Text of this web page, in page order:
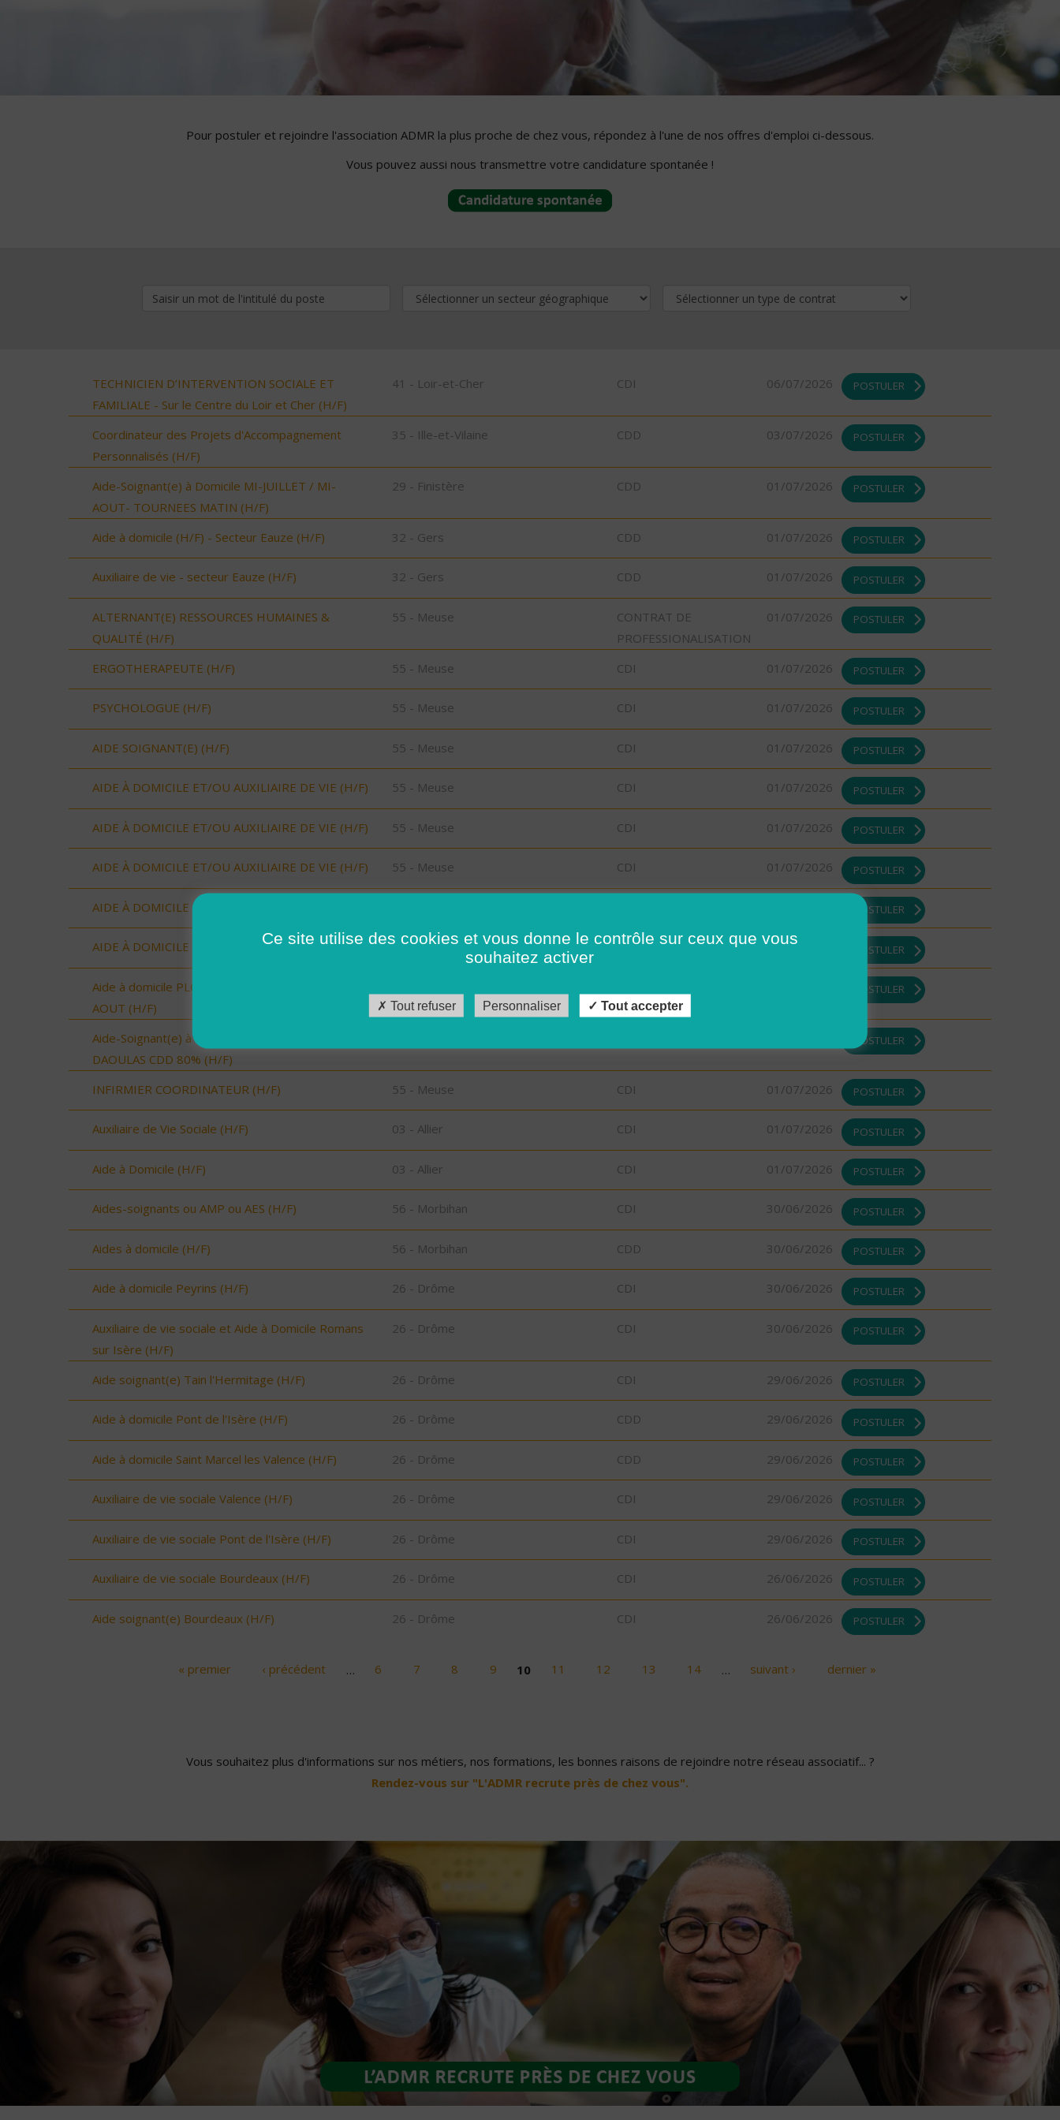
Pour postuler et rejoindre l'association ADMR la plus proche de chez vous, répondez à l'une de nos offres d'emploi ci-dessous.
Vous pouvez aussi nous transmettre votre candidature spontanée !
TECHNICIEN D’INTERVENTION SOCIALE ET
FAMILIALE - Sur le Centre du Loir et Cher (H/F)
41 - Loir-et-Cher CDI 06/07/2026 POSTULER
Coordinateur des Projets d'Accompagnement
Personnalisés (H/F)
35 - Ille-et-Vilaine CDD 03/07/2026 POSTULER
Aide-Soignant(e) à Domicile MI-JUILLET / MI-
AOUT- TOURNEES MATIN (H/F)
29 - Finistère CDD 01/07/2026 POSTULER
Aide à domicile (H/F) - Secteur Eauze (H/F) 32 - Gers CDD 01/07/2026 POSTULER
Auxiliaire de vie - secteur Eauze (H/F) 32 - Gers CDD 01/07/2026 POSTULER
ALTERNANT(E) RESSOURCES HUMAINES &
QUALITÉ (H/F)
55 - Meuse
CONTRAT DE
PROFESSIONALISATION
01/07/2026 POSTULER
ERGOTHERAPEUTE (H/F) 55 - Meuse CDI 01/07/2026 POSTULER
PSYCHOLOGUE (H/F) 55 - Meuse CDI 01/07/2026 POSTULER
AIDE SOIGNANT(E) (H/F) 55 - Meuse CDI 01/07/2026 POSTULER
AIDE À DOMICILE ET/OU AUXILIAIRE DE VIE (H/F) 55 - Meuse CDI 01/07/2026 POSTULER
AIDE À DOMICILE ET/OU AUXILIAIRE DE VIE (H/F) 55 - Meuse CDI 01/07/2026 POSTULER
AIDE À DOMICILE ET/OU AUXILIAIRE DE VIE (H/F) 55 - Meuse CDI 01/07/2026 POSTULER
AIDE À DOMICILE ET/OU AUXILIAIRE DE VIE (H/F) POSTULER
AIDE À DOMICILE ET/OU AUXILIAIRE DE VIE (H/F) 55 - Meuse CDI 01/07/2026 POSTULER
Aide à domicile PLOUGASTEL-DAOULAS- CDD
AOUT (H/F)
POSTULER
Aide-Soignant(e) à Domicile PLOUGASTEL-
DAOULAS CDD 80% (H/F)
POSTULER
INFIRMIER COORDINATEUR (H/F) 55 - Meuse CDI 01/07/2026 POSTULER
Auxiliaire de Vie Sociale (H/F) 03 - Allier CDI 01/07/2026 POSTULER
Aide à Domicile (H/F) 03 - Allier CDI 01/07/2026 POSTULER
Aides-soignants ou AMP ou AES (H/F) 56 - Morbihan CDI 30/06/2026 POSTULER
Aides à domicile (H/F) 56 - Morbihan CDD 30/06/2026 POSTULER
Aide à domicile Peyrins (H/F) 26 - Drôme CDI 30/06/2026 POSTULER
Auxiliaire de vie sociale et Aide à Domicile Romans
sur Isère (H/F)
26 - Drôme CDI 30/06/2026 POSTULER
Aide soignant(e) Tain l'Hermitage (H/F) 26 - Drôme CDI 29/06/2026 POSTULER
Aide à domicile Pont de l'Isère (H/F) 26 - Drôme CDD 29/06/2026 POSTULER
Aide à domicile Saint Marcel les Valence (H/F) 26 - Drôme CDD 29/06/2026 POSTULER
Auxiliaire de vie sociale Valence (H/F) 26 - Drôme CDI 29/06/2026 POSTULER
Auxiliaire de vie sociale Pont de l'Isère (H/F) 26 - Drôme CDI 29/06/2026 POSTULER
Auxiliaire de vie sociale Bourdeaux (H/F) 26 - Drôme CDI 26/06/2026 POSTULER
Aide soignant(e) Bourdeaux (H/F) 26 - Drôme CDI 26/06/2026 POSTULER
« premier ‹ précédent … 6 7 8 9 10 11 12 13 14 … suivant › dernier »
Vous souhaitez plus d'informations sur nos métiers, nos formations, les bonnes raisons de rejoindre notre réseau associatif... ?
Rendez-vous sur "L'ADMR recrute près de chez vous".
Ce site utilise des cookies et vous donne le contrôle sur ceux que vous
souhaitez activer
Tout refuser Personnaliser Tout accepter